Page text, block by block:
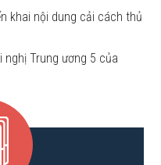
khai nội dung cải cách thủ
nghị Trung ương 5 của